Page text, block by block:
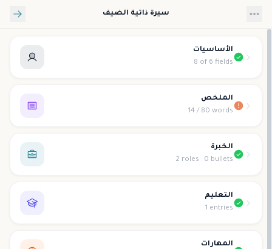
تخطي إلى المحتوى الرئيسيسيرة ذاتية الضيف
الأساسيات
8 of 6 fields
الملخص
14 / 80 words
الخبرة
2 roles · 0 bullets
التعليم
1 entries
المهارات